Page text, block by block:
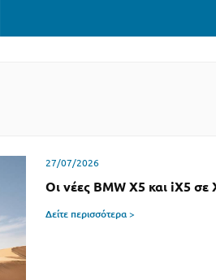
27/07/2026
Οι νέες BMW X5 και iX5
Δείτε περισσότερα >